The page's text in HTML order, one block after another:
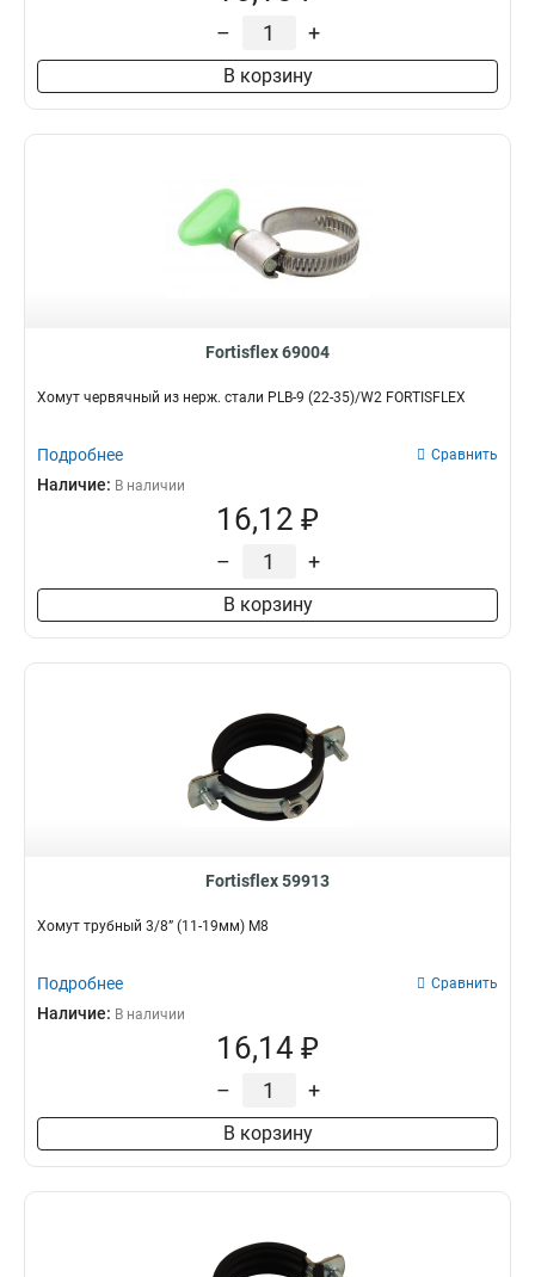
– +
В корзину
Fortisflex 69004
Хомут червячный из нерж. стали PLB-9 (22-35)/W2 FORTISFLEX
Подробнее Сравнить
Наличие: В наличии
16,12 ₽
– +
В корзину
Fortisflex 59913
Хомут трубный 3/8” (11-19мм) М8
Подробнее Сравнить
Наличие: В наличии
16,14 ₽
– +
В корзину